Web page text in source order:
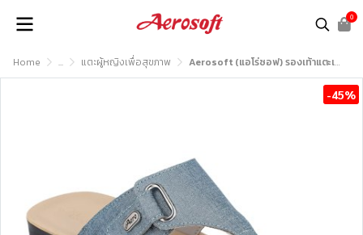
0
Home ... แตะผู้หญิงเพื่อสุขภาพ Aerosoft (แอโร่ซอฟ) รองเท้าแตะเพื่อสุขภาพ รุ่น FW8168
-45%